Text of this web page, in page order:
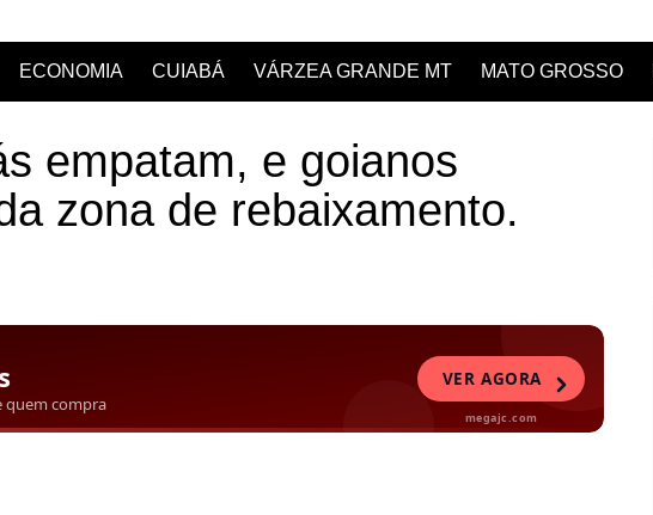
ECONOMIA CUIABÁ VÁRZEA GRANDE MT MATO GROSSO
empatam, e goianos
zona de rebaixamento.